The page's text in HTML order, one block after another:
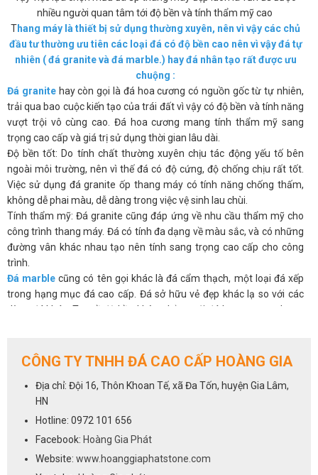
nhiều người quan tâm tới độ bền và tính thẩm mỹ cao
Thang máy là thiết bị sử dụng thường xuyên, nên vì vậy các chủ
đầu tư thường ưu tiên các loại đá có độ bền cao nên vì vậy đá tự
nhiên ( đá granite và đá marble.) hay đá nhân tạo rất được ưu
chuộng :
Đá granitehay còn gọi là đá hoa cương có nguồn gốc từ tự nhiên,
trải qua bao cuộc kiến tạo của trái đất vì vậy có độ bền và tính năng
vượt trội vô cùng cao. Đá hoa cương mang tính thẩm mỹ sang
trọng cao cấp và giá trị sử dụng thời gian lâu dài.
Độ bền tốt: Do tính chất thường xuyên chịu tác động yếu tố bên
ngoài môi trường, nên vì thế đá có độ cứng, độ chống chịu rất tốt.
Việc sử dụng đá granite ốp thang máy có tính năng chống thấm,
không dễ phai màu, dễ dàng trong việc vệ sinh lau chùi.
Tính thẩm mỹ: Đá granite cũng đáp ứng về nhu cầu thẩm mỹ cho
công trình thang máy. Đá có tính đa dạng về màu sắc, và có những
đường vân khác nhau tạo nên tính sang trọng cao cấp cho công
trình.
Đá marblecũng có tên gọi khác là đá cẩm thạch, một loại đá xếp
trong hạng mục đá cao cấp. Đá sở hữu vẻ đẹp khác lạ so với các
dòng đá khác. Tuy về độ bền không bằng với đá hoa cương, nhưng
chịu tác động yếu tố bên ngoài nên vì vậy không quá chú trọng về
Đá marble mang đến vẻ đẹp thẩm mỹ hoàn hảo, khác lạ đa dạng về
màu sắc kết hợp cùng với đường vân tự nhiên độc lạ, cuốn hút. Về
mặt tiền thang máy luôn yêu cầu về tính thẩm mỹ bắt mắt người
nhìn nên vì vậy đá marble đáp ứng rất tốt.
công cắt ghép nếu đòi hỏi người thợ có kỹ thuật cao. Trọng lượng
CÔNG TY TNHH ĐÁ CAO CẤP HOÀNG GIA
Địa chỉ: Đội 16, Thôn Khoan Tế, xã Đa Tốn, huyện Gia Lâm,
HN
Hotline: 0972 101 656
Facebook: Hoàng Gia Phát
Website: www.hoanggiaphatstone.com